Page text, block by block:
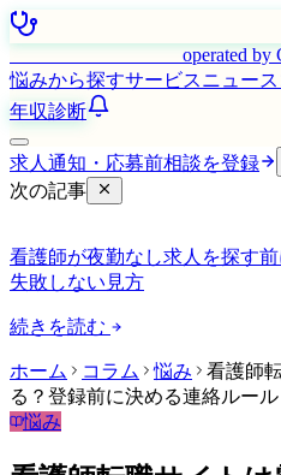
operated by
悩みから探すサービスニュース
年収診断
求人通知・応募前相談を登録
次の記事
看護師が夜勤なし求人を探す
失敗しない見方
続きを読む
ホーム コラム 悩み
看護師
る？登録前に決める連絡ルール
悩み